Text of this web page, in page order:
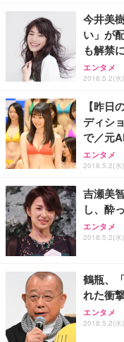
今井美
い」が
も解禁
エンタメ
2018.5.2(水
【昨日
ディシ
で／元
エンタメ
2018.5.2(水
吉瀬美
し、酔
エンタメ
2018.5.2(水
鶴瓶、
れた衝
エンタメ
2018.5.2(水